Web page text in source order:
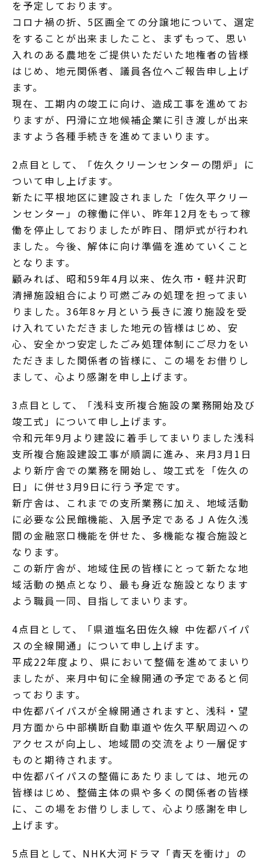
を予定しております。
コロナ禍の折、5区画全ての分譲地について、選定
をすることが出来ましたこと、まずもって、思い
入れのある農地をご提供いただいた地権者の皆様
はじめ、地元関係者、議員各位へご報告申し上げ
ます。
現在、工期内の竣工に向け、造成工事を進めてお
りますが、円滑に立地候補企業に引き渡しが出来
ますよう各種手続きを進めてまいります。
2点目として、「佐久クリーンセンターの閉炉」に
ついて申し上げます。
新たに平根地区に建設されました「佐久平クリー
ンセンター」の稼働に伴い、昨年12月をもって稼
働を停止しておりましたが昨日、閉炉式が行われ
ました。今後、解体に向け準備を進めていくこと
となります。
顧みれば、昭和59年4月以来、佐久市・軽井沢町
清掃施設組合により可燃ごみの処理を担ってまい
りました。36年8ヶ月という長きに渡り施設を受
け入れていただきました地元の皆様はじめ、安
心、安全かつ安定したごみ処理体制にご尽力をい
ただきました関係者の皆様に、この場をお借りし
まして、心より感謝を申し上げます。
3点目として、「浅科支所複合施設の業務開始及び
竣工式」について申し上げます。
令和元年9月より建設に着手してまいりました浅科
支所複合施設建設工事が順調に進み、来月3月1日
より新庁舎での業務を開始し、竣工式を「佐久の
日」に併せ3月9日に行う予定です。
新庁舎は、これまでの支所業務に加え、地域活動
に必要な公民館機能、入居予定であるＪＡ佐久浅
間の金融窓口機能を併せた、多機能な複合施設と
なります。
この新庁舎が、地域住民の皆様にとって新たな地
域活動の拠点となり、最も身近な施設となります
よう職員一同、目指してまいります。
4点目として、「県道塩名田佐久線 中佐都バイパ
スの全線開通」について申し上げます。
平成22年度より、県において整備を進めてまいり
ましたが、来月中旬に全線開通の予定であると伺
っております。
中佐都バイパスが全線開通されますと、浅科・望
月方面から中部横断自動車道や佐久平駅周辺への
アクセスが向上し、地域間の交流をより一層促す
ものと期待されます。
中佐都バイパスの整備にあたりましては、地元の
皆様はじめ、整備主体の県や多くの関係者の皆様
に、この場をお借りしまして、心より感謝を申し
上げます。
5点目として、NHK大河ドラマ「青天を衝け」の